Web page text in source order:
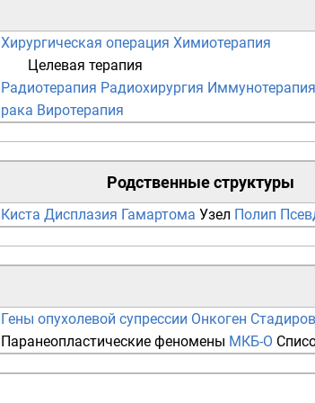
Хирургическая операция Химиотерапия
Целевая терапия
Радиотерапия Радиохирургия Иммунотерапия
рака Виротерапия
Родственные структуры
Киста Дисплазия Гамартома Узел Полип
Гены опухолевой супрессии Онкоген
Паранеопластические феномены МКБ-О